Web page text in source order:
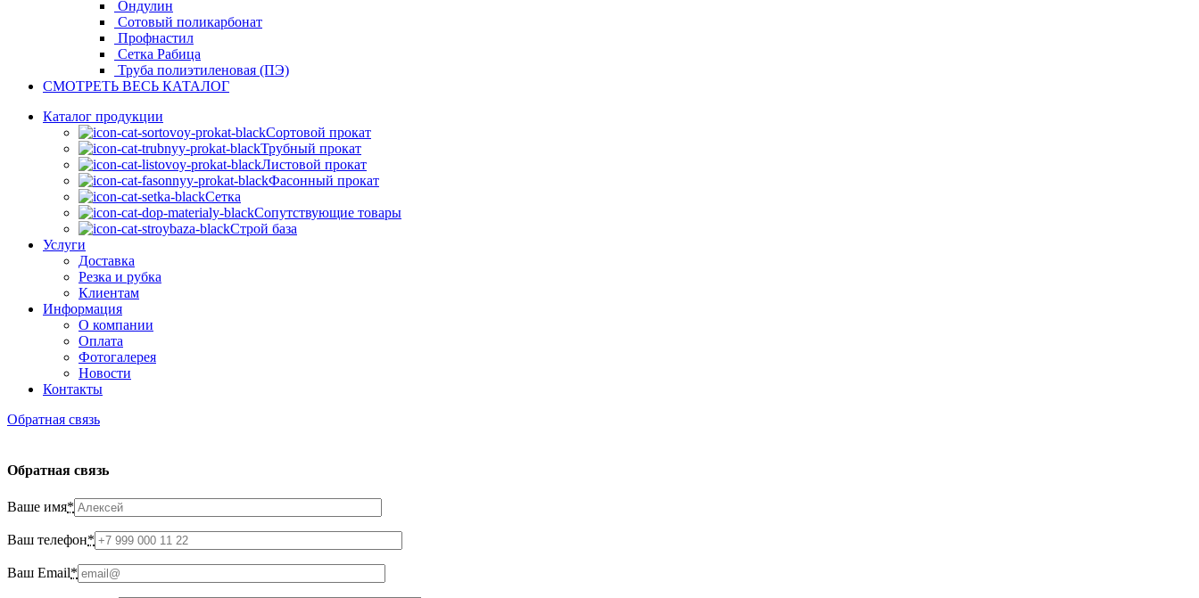
Ондулин
Сотовый поликарбонат
Профнастил
Сетка Рабица
Труба полиэтиленовая (ПЭ)
СМОТРЕТЬ ВЕСЬ КАТАЛОГ
Каталог продукции
Сортовой прокат
Трубный прокат
Листовой прокат
Фасонный прокат
Сетка
Сопутствующие товары
Строй база
Услуги
Доставка
Резка и рубка
Клиентам
Информация
О компании
Оплата
Фотогалерея
Новости
Контакты
Обратная связь
Обратная связь
Ваше имя*
Ваш телефон*
Ваш Email*